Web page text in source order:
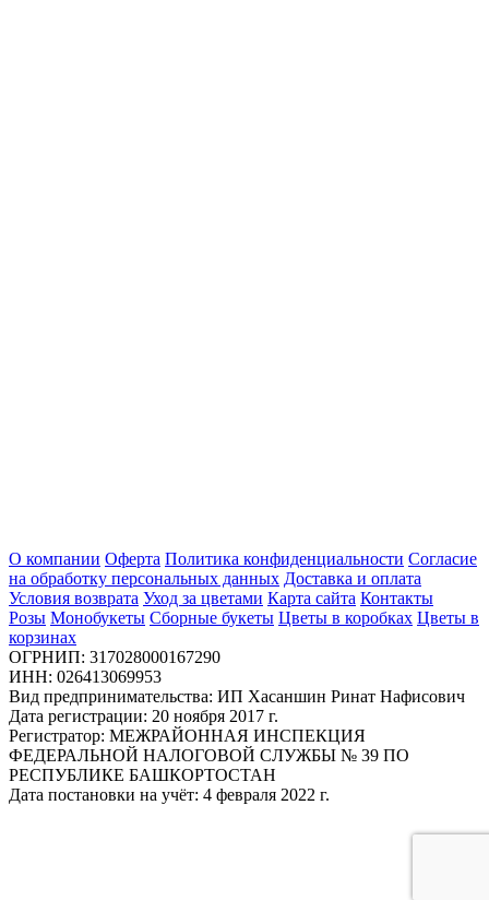
О компании Оферта Политика конфиденциальности Согласие
на обработку персональных данных Доставка и оплата
Условия возврата Уход за цветами Карта сайта Контакты
Розы Монобукеты Сборные букеты Цветы в коробках Цветы в
корзинах
ОГРНИП: 317028000167290
ИНН: 026413069953
Вид предпринимательства: ИП Хасаншин Ринат Нафисович
Дата регистрации: 20 ноября 2017 г.
Регистратор: МЕЖРАЙОННАЯ ИНСПЕКЦИЯ
ФЕДЕРАЛЬНОЙ НАЛОГОВОЙ СЛУЖБЫ № 39 ПО
РЕСПУБЛИКЕ БАШКОРТОСТАН
Дата постановки на учёт: 4 февраля 2022 г.